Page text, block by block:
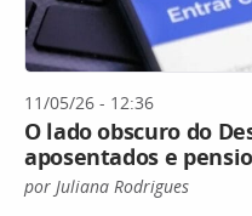
11/05/26 - 12:36
O lado obscuro do
aposentados e
por Juliana Rodrigues